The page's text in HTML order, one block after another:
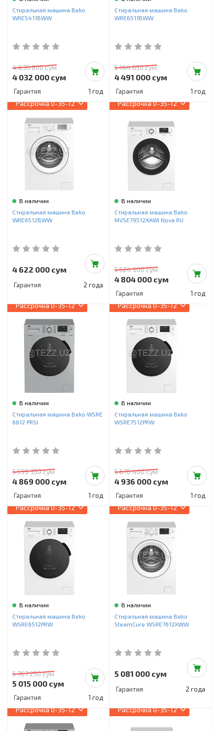
Инструменты и техника
Красота и здоровье
Пылесосы
Фильтры для воды
Сантехника
Стиральная машина Beko
WRE5411BWW
4 636 800 сум
4 032 000 сум
Гарантия 1 год
Стиральная машина Beko
WRE6511BWW
5 164 650 сум
4 491 000 сум
Гарантия 1 год
Рассрочка0-35-12
В наличии
Стиральная машина Beko
WRE6512BWW
4 622 000 сум
Гарантия 2 года
Рассрочка0-35-12
В наличии
Стиральная машина Beko
MVSE79512XAWI Nova RU
5 524 600 сум
4 804 000 сум
Гарантия 1 год
Рассрочка0-35-12
В наличии
Стиральная машина Beko WSRE
6612 PRSI
5 599 350 сум
4 869 000 сум
Гарантия 1 год
Рассрочка0-35-12
В наличии
Стиральная машина Beko
WSRE7512PRW
5 676 400 сум
4 936 000 сум
Гарантия 1 год
Рассрочка0-35-12
В наличии
Стиральная машина Beko
WSRE6512PRW
5 767 250 сум
5 015 000 сум
Гарантия 1 год
Рассрочка0-35-12
В наличии
Стиральная машина Beko
SteamCure WSRE7612XWW
5 081 000 сум
Гарантия 2 года
Рассрочка0-35-12 Рассрочка0-35-12